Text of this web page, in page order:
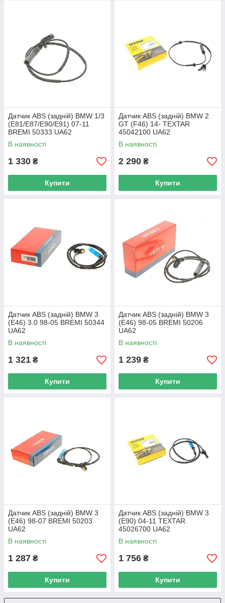
Датчик ABS (задній) BMW 1/3
(E81/E87/E90/E91) 07-11
BREMI 50333 UA62
В наявності
1 330 ₴
Купити
Датчик ABS (задній) BMW 2
GT (F46) 14- TEXTAR
45042100 UA62
В наявності
2 290 ₴
Купити
Датчик ABS (задній) BMW 3
(E46) 3.0 98-05 BREMI 50344
UA62
В наявності
1 321 ₴
Купити
Датчик ABS (задній) BMW 3
(E46) 98-05 BREMI 50206
UA62
В наявності
1 239 ₴
Купити
Датчик ABS (задній) BMW 3
(E46) 98-07 BREMI 50203
UA62
В наявності
1 287 ₴
Купити
Датчик ABS (задній) BMW 3
(E90) 04-11 TEXTAR
45026700 UA62
В наявності
1 756 ₴
Купити